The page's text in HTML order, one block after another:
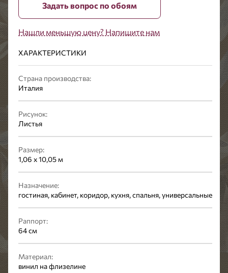
Задать вопрос по обоям
Нашли меньшую цену? Напишите нам
ХАРАКТЕРИСТИКИ
Страна производства:
Италия
Рисунок:
Листья
Размер:
1,06 x 10,05 м
Назначение:
гостиная, кабинет, коридор, кухня, спальня, универсальные
Раппорт:
64 см
Материал:
винил на флизелине